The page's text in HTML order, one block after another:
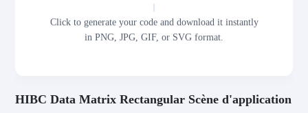
Click to generate your code and download it instantly
in PNG, JPG, GIF, or SVG format.
HIBC Data Matrix Rectangular Scène d'application